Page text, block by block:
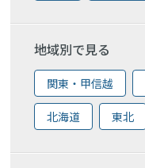
地域別で見る
関東・甲信越
北海道 東北